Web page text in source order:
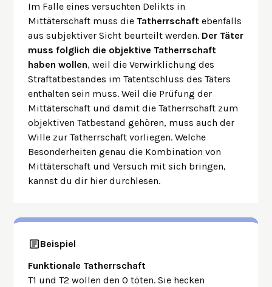
Im Falle eines versuchten Delikts in
Mittäterschaft muss die Tatherrschaft ebenfalls
aus subjektiver Sicht beurteilt werden. Der Täter
muss folglich die objektive Tatherrschaft
haben wollen, weil die Verwirklichung des
Straftatbestandes im Tatentschluss des Täters
enthalten sein muss. Weil die Prüfung der
Mittäterschaft und damit die Tatherrschaft zum
objektiven Tatbestand gehören, muss auch der
Wille zur Tatherrschaft vorliegen. Welche
Besonderheiten genau die Kombination von
Mittäterschaft und Versuch mit sich bringen,
kannst du dir hier durchlesen.
Beispiel
Funktionale Tatherrschaft
T1 und T2 wollen den O töten. Sie hecken